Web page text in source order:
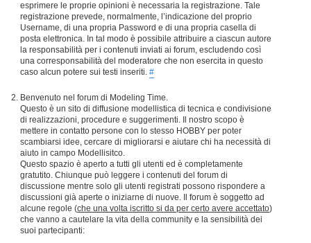
esprimere le proprie opinioni è necessaria la registrazione. Tale
registrazione prevede, normalmente, l’indicazione del proprio
Username, di una propria Password e di una propria casella di
posta elettronica. In tal modo è possibile attribuire a ciascun autore
la responsabilità per i contenuti inviati ai forum, escludendo così
una corresponsabilità del moderatore che non esercita in questo
caso alcun potere sui testi inseriti. #
Benvenuto nel forum di Modeling Time.
Questo è un sito di diffusione modellistica di tecnica e condivisione
di realizzazioni, procedure e suggerimenti. Il nostro scopo è
mettere in contatto persone con lo stesso HOBBY per poter
scambiarsi idee, cercare di migliorarsi e aiutare chi ha necessità di
aiuto in campo Modellisitco.
Questo spazio è aperto a tutti gli utenti ed è completamente
gratutito. Chiunque può leggere i contenuti del forum di
discussione mentre solo gli utenti registrati possono rispondere a
discussioni già aperte o iniziarne di nuove. Il forum è soggetto ad
alcune regole (che una volta iscritto si da per certo avere accettato)
che vanno a cautelare la vita della community e la sensibilità dei
suoi partecipanti: